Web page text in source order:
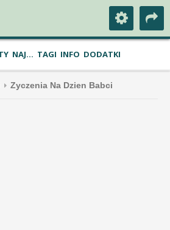
NAJ... TAGI INFO DODATKI
Zyczenia Na Dzien Babci